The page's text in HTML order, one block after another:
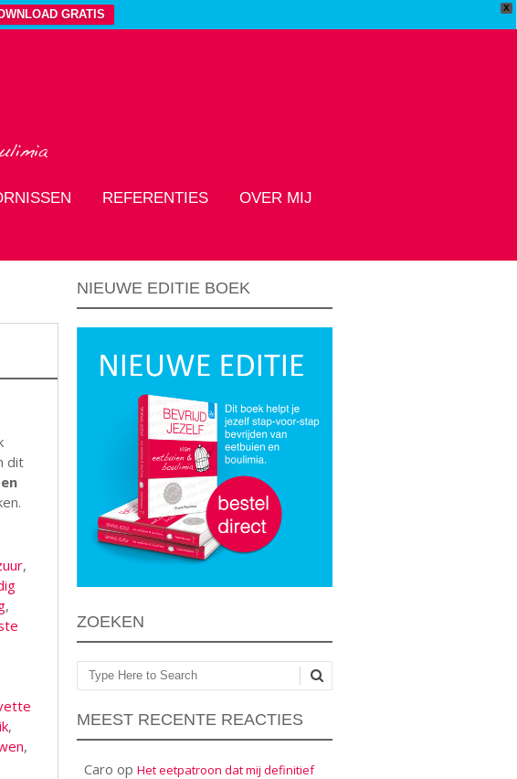
X
GRATIS
REFERENTIES OVER MIJ
dit
,
,
,
,
NIEUWE EDITIE BOEK
ZOEKEN
Zoeken
MEEST RECENTE REACTIES
Caro op Het eetpatroon dat mij definitief